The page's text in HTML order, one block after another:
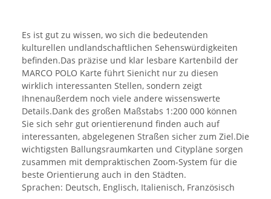
Es ist gut zu wissen, wo sich die bedeutenden
kulturellen undlandschaftlichen Sehenswürdigkeiten
befinden.Das präzise und klar lesbare Kartenbild der
MARCO POLO Karte führt Sienicht nur zu diesen
wirklich interessanten Stellen, sondern zeigt
Ihnenaußerdem noch viele andere wissenswerte
Details.Dank des großen Maßstabs 1:200 000 können
Sie sich sehr gut orientierenund finden auch auf
interessanten, abgelegenen Straßen sicher zum Ziel.Die
wichtigsten Ballungsraumkarten und Citypläne sorgen
zusammen mit dempraktischen Zoom-System für die
beste Orientierung auch in den Städten.
Sprachen: Deutsch, Englisch, Italienisch, Französisch